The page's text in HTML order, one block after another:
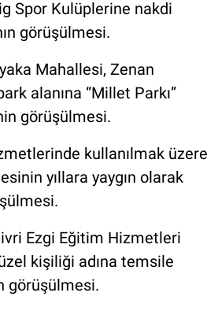
Spor Kulüplerine nakdi
görüşülmesi.
Mahallesi, Zenan
alanına “Millet Parkı”
görüşülmesi.
kullanılmak üzere
yıllara yaygın olarak
Ezgi Eğitim Hizmetleri
kişiliği adına temsile
görüşülmesi.